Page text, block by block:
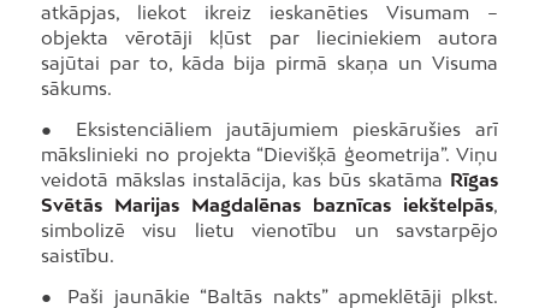
atkāpjas, liekot ikreiz ieskanēties Visumam –
objekta vērotāji kļūst par lieciniekiem autora
sajūtai par to, kāda bija pirmā skaņa un Visuma
sākums.
● Eksistenciāliem jautājumiem pieskārušies arī
mākslinieki no projekta “Dievišķā ģeometrija”. Viņu
veidotā mākslas instalācija, kas būs skatāma Rīgas
Svētās Marijas Magdalēnas baznīcas iekštelpās,
simbolizē visu lietu vienotību un savstarpējo
saistību.
● Paši jaunākie “Baltās nakts” apmeklētāji plkst.